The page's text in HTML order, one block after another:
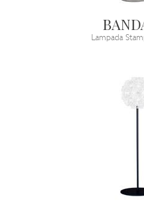
Lampada